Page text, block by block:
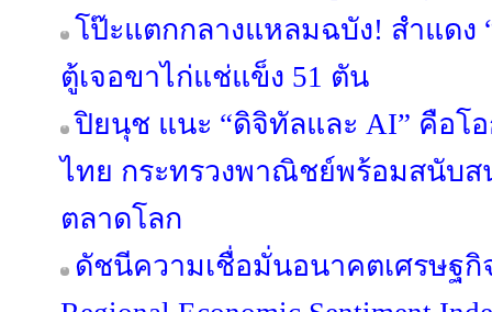
โป๊ะแตกกลางแหลมฉบัง! สำแดง
ตู้เจอขาไก่แช่แข็ง 51 ตัน
ปิยนุช แนะ “ดิจิทัลและ AI” คือโ
ไทย กระทรวงพาณิชย์พร้อมสนับส
ตลาดโลก
ดัชนีความเชื่อมั่นอนาคตเศรษฐกิ